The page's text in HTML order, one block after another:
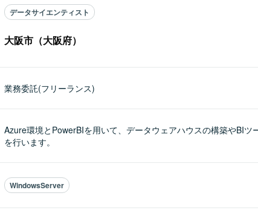
データサイエンティスト
大阪市（大阪府）
業務委託(フリーランス)
Azure環境とPowerBIを用いて、データウェアハウスの構築やBIツ
を行います。
WindowsServer